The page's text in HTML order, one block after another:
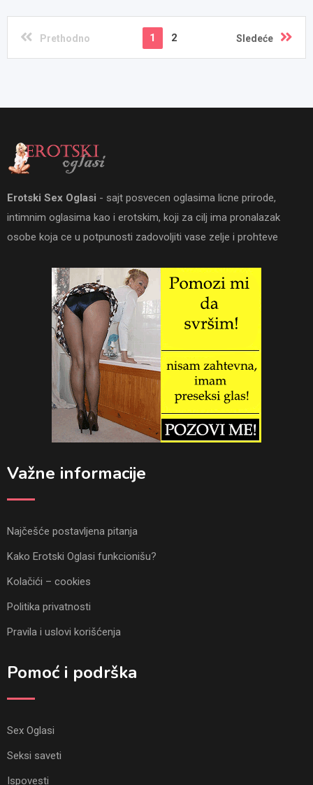
Prethodno 1 2 Sledeće
Erotski Sex Oglasi - sajt posvecen oglasima licne prirode,
intimnim oglasima kao i erotskim, koji za cilj ima pronalazak
osobe koja ce u potpunosti zadovoljiti vase zelje i prohteve
Važne informacije
Najčešće postavljena pitanja
Kako Erotski Oglasi funkcionišu?
Kolačići – cookies
Politika privatnosti
Pravila i uslovi korišćenja
Pomoć i podrška
Sex Oglasi
Seksi saveti
Ispovesti